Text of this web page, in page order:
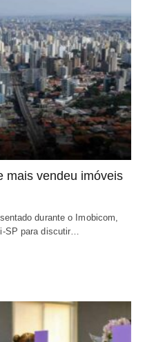
mais vendeu imóveis
durante o Imobicom,
SP para discutir…